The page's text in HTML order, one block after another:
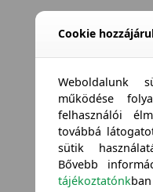
Cookie
Weboldalunk
működése
felhasználói
továbbá
sütik
Bővebb
tájékoztatónk